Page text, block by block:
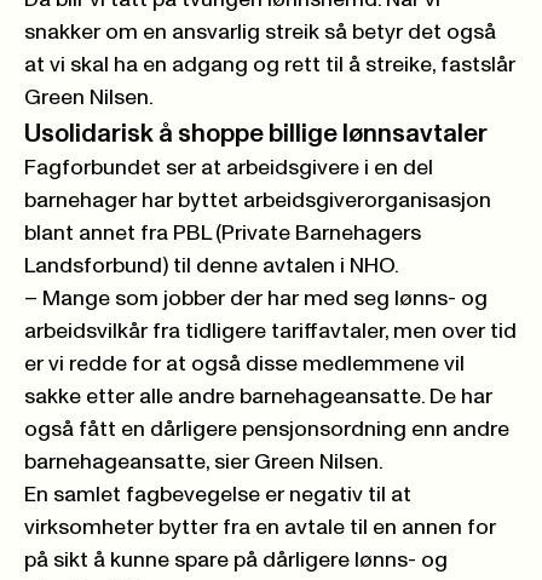
snakker om en ansvarlig streik så betyr det også
at vi skal ha en adgang og rett til å streike, fastslår
Green Nilsen.
Usolidarisk å shoppe billige lønnsavtaler
Fagforbundet ser at arbeidsgivere i en del
barnehager har byttet arbeidsgiverorganisasjon
blant annet fra PBL (Private Barnehagers
Landsforbund) til denne avtalen i NHO.
– Mange som jobber der har med seg lønns- og
arbeidsvilkår fra tidligere tariffavtaler, men over tid
er vi redde for at også disse medlemmene vil
sakke etter alle andre barnehageansatte. De har
også fått en dårligere pensjonsordning enn andre
barnehageansatte, sier Green Nilsen.
En samlet fagbevegelse er negativ til at
virksomheter bytter fra en avtale til en annen for
på sikt å kunne spare på dårligere lønns- og